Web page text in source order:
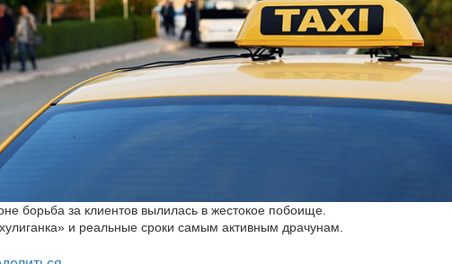
борьба за клиентов вылилась в жестокое побоище.
и реальные сроки самым активным драчунам.